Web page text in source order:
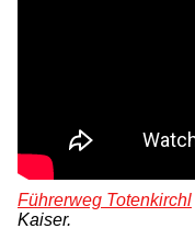
Führerweg Totenkirchl
Kaiser.